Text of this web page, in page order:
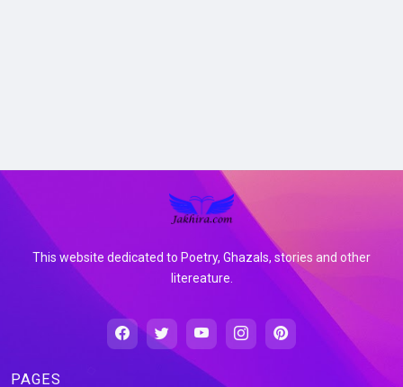
This website dedicated to Poetry, Ghazals, stories and other
litereature.
PAGES